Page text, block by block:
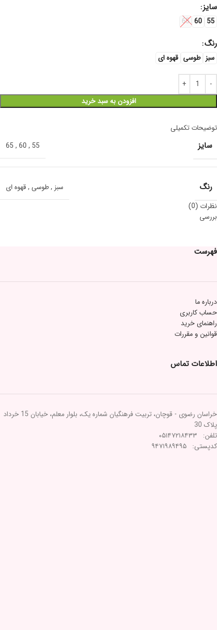
سایز
55
60
65
رنگ
سبز طوسی قهوه ای
افزودن به سبد خرید
توضیحات تکمیلی
سایز 55
,
60
,
65
رنگ سبز ,طوسی ,قهوه ای
نظرات (0)
بررسی
فهرست
درباره ما
حساب کاربری
راهنمای خرید
قوانین و مقررات
اطلاعات تماس
خراسان رضوی - قوچان، تربیت فرهنگیان شماره یک، بلوار معلم، خیابان 15 خرداد
پلاک 30
تلفن: ۰۵۱۴۷۲۱۸۴۳۳
کدپستی: ۹۴۷۱۹۸۹۴۹۵